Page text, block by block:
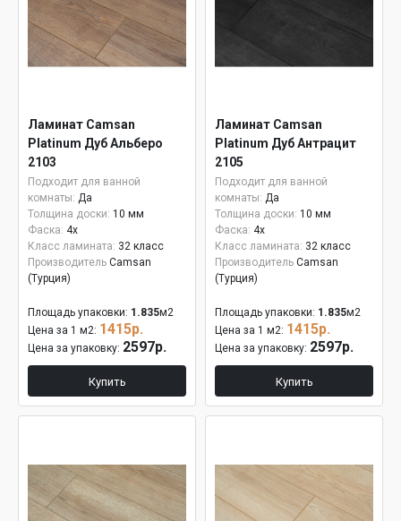
Ламинат Camsan
Platinum Дуб Альберо
2103
Подходит для ванной
комнаты: Да
Толщина доски: 10 мм
Фаска: 4x
Класс ламината: 32 класс
Производитель Camsan
(Турция)
Площадь упаковки: 1.835м2
Цена за 1 м2: 1415р.
Цена за упаковку: 2597р.
Купить
Ламинат Camsan
Platinum Дуб Антрацит
2105
Подходит для ванной
комнаты: Да
Толщина доски: 10 мм
Фаска: 4x
Класс ламината: 32 класс
Производитель Camsan
(Турция)
Площадь упаковки: 1.835м2
Цена за 1 м2: 1415р.
Цена за упаковку: 2597р.
Купить